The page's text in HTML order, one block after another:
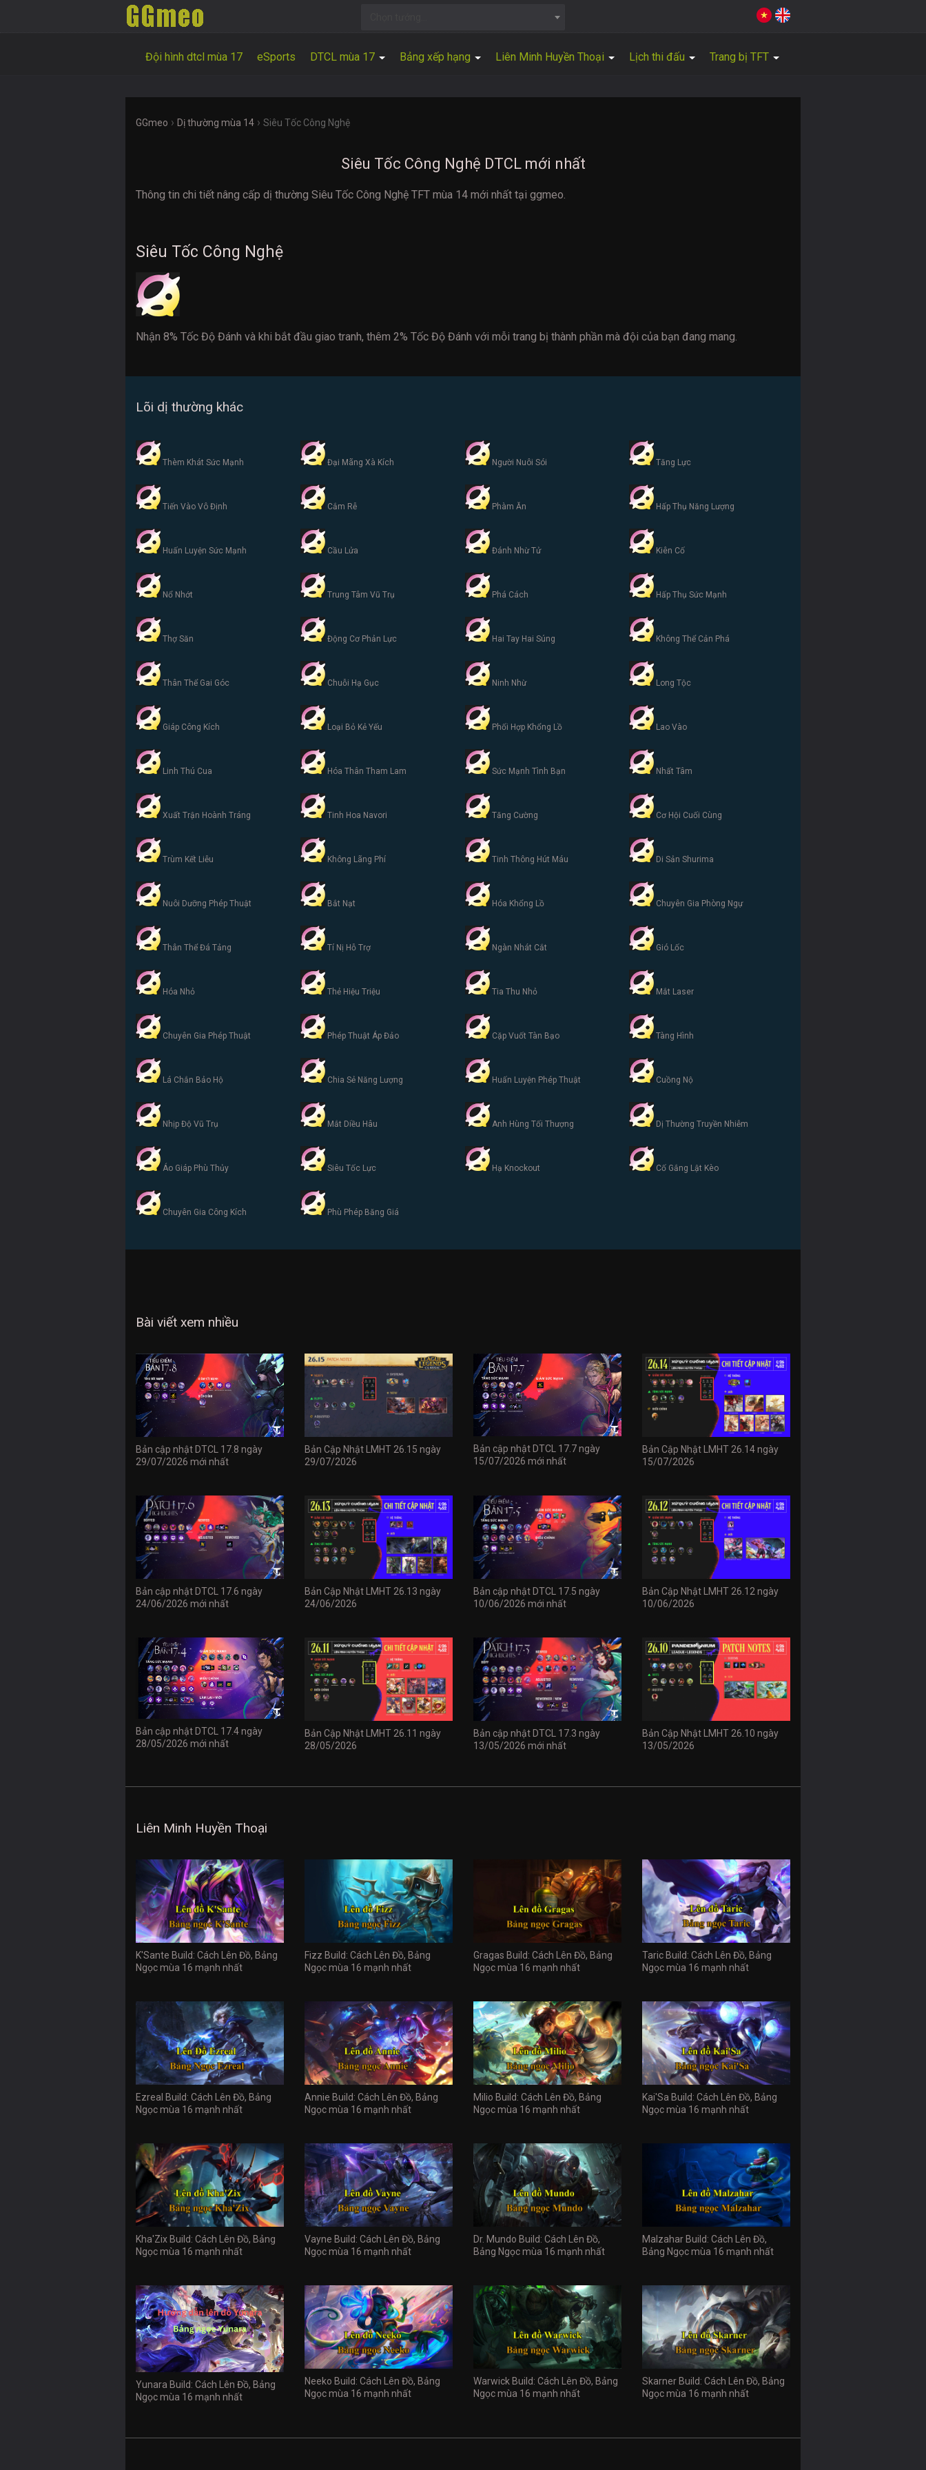
Đội hình dtcl mùa 17 eSports DTCL mùa 17 Bảng xếp hạng Liên Minh Huyền Thoại Lịch thi đấu Trang bị TFT
GGmeo › Dị thường mùa 14 › Siêu Tốc Công Nghệ
Siêu Tốc Công Nghệ DTCL mới nhất
Thông tin chi tiết nâng cấp dị thường Siêu Tốc Công Nghệ TFT mùa 14 mới nhất tại ggmeo.
Siêu Tốc Công Nghệ
Nhận 8% Tốc Độ Đánh và khi bắt đầu giao tranh, thêm 2% Tốc Độ Đánh với mỗi trang bị thành phần mà đội của bạn đang mang.
Lõi dị thường khác
Thèm Khát Sức Mạnh Đại Mãng Xà Kích Người Nuôi Sói Tăng Lực
Tiến Vào Vô Định Cắm Rễ Phàm Ăn Hấp Thụ Năng Lượng
Huấn Luyện Sức Mạnh Cầu Lửa Đánh Nhừ Tử Kiên Cố
Nổ Nhớt Trung Tâm Vũ Trụ Phá Cách Hấp Thụ Sức Mạnh
Thợ Săn Động Cơ Phản Lực Hai Tay Hai Súng Không Thể Cản Phá
Thân Thể Gai Góc Chuỗi Hạ Gục Ninh Nhừ Long Tộc
Giáp Công Kích Loại Bỏ Kẻ Yếu Phối Hợp Khổng Lồ Lao Vào
Linh Thú Cua Hóa Thân Tham Lam Sức Mạnh Tình Bạn Nhất Tâm
Xuất Trận Hoành Tráng Tinh Hoa Navori Tăng Cường Cơ Hội Cuối Cùng
Trùm Kết Liễu Không Lãng Phí Tinh Thông Hút Máu Di Sản Shurima
Nuôi Dưỡng Phép Thuật Bắt Nạt Hóa Khổng Lồ Chuyên Gia Phòng Ngự
Thân Thể Đá Tảng Tí Nị Hỗ Trợ Ngàn Nhát Cắt Gió Lốc
Hóa Nhỏ Thẻ Hiệu Triệu Tia Thu Nhỏ Mắt Laser
Chuyên Gia Phép Thuật Phép Thuật Áp Đảo Cặp Vuốt Tàn Bạo Tàng Hình
Lá Chắn Bảo Hộ Chia Sẻ Năng Lượng Huấn Luyện Phép Thuật Cuồng Nộ
Nhịp Độ Vũ Trụ Mắt Diều Hâu Anh Hùng Tối Thượng Dị Thường Truyền Nhiễm
Áo Giáp Phù Thủy Siêu Tốc Lực Hạ Knockout Cố Gắng Lật Kèo
Chuyên Gia Công Kích Phù Phép Băng Giá
Bài viết xem nhiều
Bản cập nhật DTCL 17.8 ngày
29/07/2026 mới nhất
Bản Cập Nhật LMHT 26.15 ngày
29/07/2026
Bản cập nhật DTCL 17.7 ngày
15/07/2026 mới nhất
Bản Cập Nhật LMHT 26.14 ngày
15/07/2026
Bản cập nhật DTCL 17.6 ngày
24/06/2026 mới nhất
Bản Cập Nhật LMHT 26.13 ngày
24/06/2026
Bản cập nhật DTCL 17.5 ngày
10/06/2026 mới nhất
Bản Cập Nhật LMHT 26.12 ngày
10/06/2026
Bản cập nhật DTCL 17.4 ngày
28/05/2026 mới nhất
Bản Cập Nhật LMHT 26.11 ngày
28/05/2026
Bản cập nhật DTCL 17.3 ngày
13/05/2026 mới nhất
Bản Cập Nhật LMHT 26.10 ngày
13/05/2026
Liên Minh Huyền Thoại
K'Sante Build: Cách Lên Đồ, Bảng
Ngọc mùa 16 mạnh nhất
Fizz Build: Cách Lên Đồ, Bảng
Ngọc mùa 16 mạnh nhất
Gragas Build: Cách Lên Đồ, Bảng
Ngọc mùa 16 mạnh nhất
Taric Build: Cách Lên Đồ, Bảng
Ngọc mùa 16 mạnh nhất
Ezreal Build: Cách Lên Đồ, Bảng
Ngọc mùa 16 mạnh nhất
Annie Build: Cách Lên Đồ, Bảng
Ngọc mùa 16 mạnh nhất
Milio Build: Cách Lên Đồ, Bảng
Ngọc mùa 16 mạnh nhất
Kai'Sa Build: Cách Lên Đồ, Bảng
Ngọc mùa 16 mạnh nhất
Kha'Zix Build: Cách Lên Đồ, Bảng
Ngọc mùa 16 mạnh nhất
Vayne Build: Cách Lên Đồ, Bảng
Ngọc mùa 16 mạnh nhất
Dr. Mundo Build: Cách Lên Đồ,
Bảng Ngọc mùa 16 mạnh nhất
Malzahar Build: Cách Lên Đồ,
Bảng Ngọc mùa 16 mạnh nhất
Yunara Build: Cách Lên Đồ, Bảng
Ngọc mùa 16 mạnh nhất
Neeko Build: Cách Lên Đồ, Bảng
Ngọc mùa 16 mạnh nhất
Warwick Build: Cách Lên Đồ, Bảng
Ngọc mùa 16 mạnh nhất
Skarner Build: Cách Lên Đồ, Bảng
Ngọc mùa 16 mạnh nhất